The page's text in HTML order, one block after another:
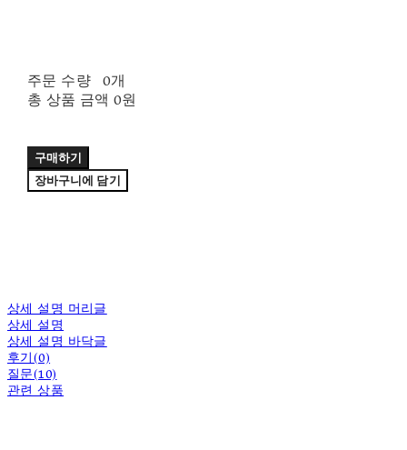
주문 수량
0개
총 상품 금액 0원
구매하기
장바구니에 담기
상세 설명 머리글
상세 설명
상세 설명 바닥글
후기(0)
질문(10)
관련 상품